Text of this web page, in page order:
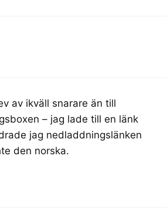
av ikväll snarare än till
– jag lade till en länk
jag nedladdningslänken
den norska.